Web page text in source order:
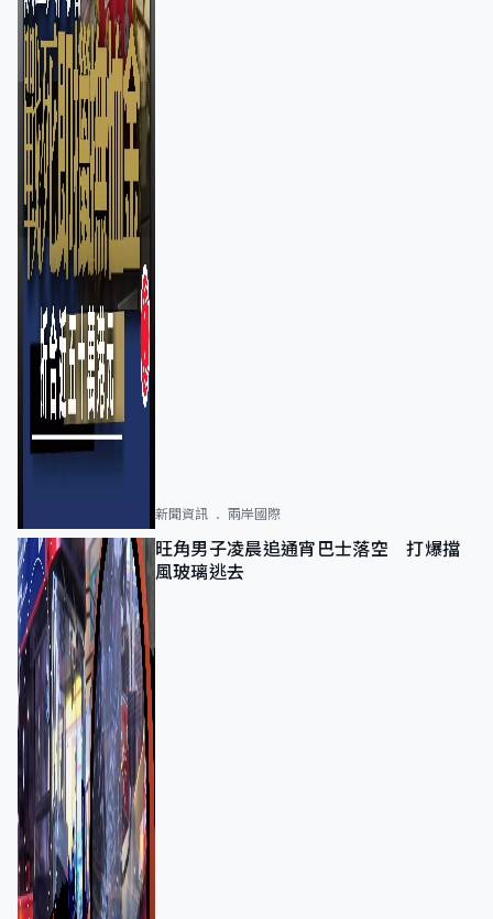
新聞資訊 兩岸國際
旺角男子凌晨追通宵巴士落空 打爆擋
風玻璃逃去